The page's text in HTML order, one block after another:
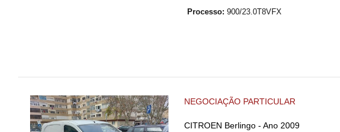
Processo: 900/23.0T8VFX
NEGOCIAÇÃO PARTICULAR
CITROEN Berlingo - Ano 2009